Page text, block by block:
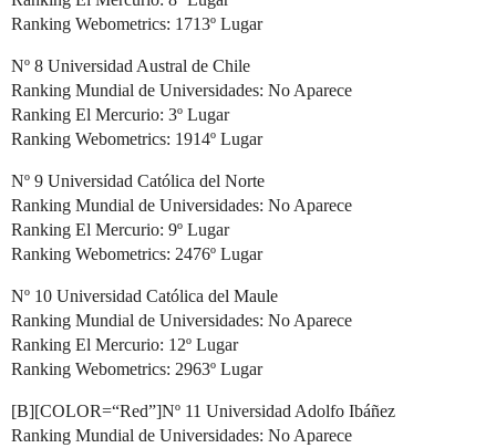
Ranking Webometrics: 1713º Lugar
Nº 8 Universidad Austral de Chile
Ranking Mundial de Universidades: No Aparece
Ranking El Mercurio: 3º Lugar
Ranking Webometrics: 1914º Lugar
Nº 9 Universidad Católica del Norte
Ranking Mundial de Universidades: No Aparece
Ranking El Mercurio: 9º Lugar
Ranking Webometrics: 2476º Lugar
Nº 10 Universidad Católica del Maule
Ranking Mundial de Universidades: No Aparece
Ranking El Mercurio: 12º Lugar
Ranking Webometrics: 2963º Lugar
[B][COLOR=“Red”]Nº 11 Universidad Adolfo Ibáñez
Ranking Mundial de Universidades: No Aparece